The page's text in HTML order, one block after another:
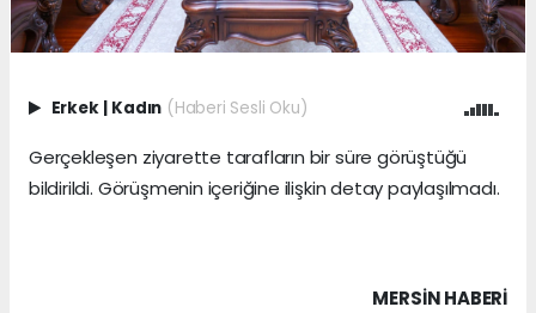
Erkek Kadın (Haberi Sesli Oku)
Gerçekleşen ziyarette tarafların bir süre görüştüğü
bildirildi. Görüşmenin içeriğine ilişkin detay paylaşılmadı.
MERSIN HABERİ